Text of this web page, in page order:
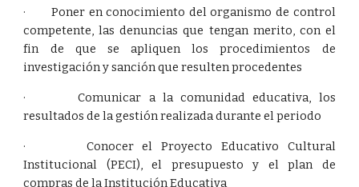
· Poner en conocimiento del organismo de control
competente, las denuncias que tengan merito, con el
fin de que se apliquen los procedimientos de
investigación y sanción que resulten procedentes
· Comunicar a la comunidad educativa, los
resultados de la gestión realizada durante el periodo
· Conocer el Proyecto Educativo Cultural
Institucional (PECI), el presupuesto y el plan de
compras de la Institución Educativa